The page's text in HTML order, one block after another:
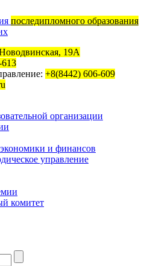
последипломного образования
19А
+8(8442) 606-609
организации
и финансов
управление
комитет